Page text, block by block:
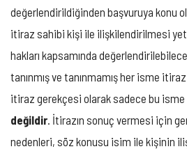
değerlendirildiğinden başvuruya konu
itiraz sahibi kişi ile ilişkilendirilmesi
hakları kapsamında
tanınmış ve tanınmamış her isme
itiraz gerekçesi olarak sadece bu isme
değildir . İtirazın sonuç vermesi için
nedenleri, söz konusu isim ile kişinin